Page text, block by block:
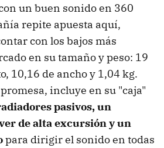
un buen sonido en 360
repite apuesta aquí,
con los bajos más
en su tamaño y peso: 19
10,16 de ancho y 1,04 kg.
incluye en su "caja"
pasivos, un
de alta excursión y un
para dirigir el sonido en todas